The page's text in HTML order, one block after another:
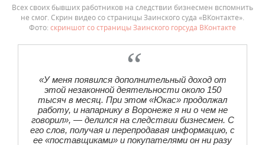
Всех своих бывших работников на следствии бизнесмен вспомнить
не смог. Скрин видео со страницы Заинского суда «ВКонтакте».
скриншот со страницы Заинского горсуда ВКонтакте
«У меня появился дополнительный доход от
этой незаконной деятельности около 150
тысяч в месяц. При этом «Юкас» продолжал
работу, и напарнику в Воронеже я ни о чем не
говорил», — делился на следствии бизнесмен. С
его слов, получая и перепродавая информацию, с
ее «поставщиками» и покупателями он ни разу